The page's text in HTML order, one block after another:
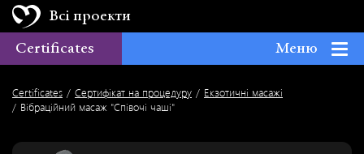
Всі проекти
YOGA
SPA
CERTIFICATES
Certificates Меню
Certificates Сертифікат на процедуру
Екзотичні масажі
Вібраційний масаж "Співочі чаші"